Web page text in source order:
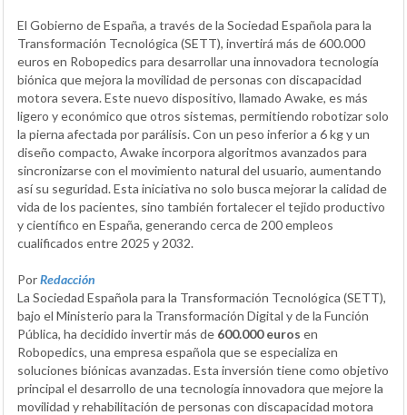
El Gobierno de España, a través de la Sociedad Española para la
Transformación Tecnológica (SETT), invertirá más de 600.000
euros en Robopedics para desarrollar una innovadora tecnología
biónica que mejora la movilidad de personas con discapacidad
motora severa. Este nuevo dispositivo, llamado Awake, es más
ligero y económico que otros sistemas, permitiendo robotizar solo
la pierna afectada por parálisis. Con un peso inferior a 6 kg y un
diseño compacto, Awake incorpora algoritmos avanzados para
sincronizarse con el movimiento natural del usuario, aumentando
así su seguridad. Esta iniciativa no solo busca mejorar la calidad de
vida de los pacientes, sino también fortalecer el tejido productivo
y científico en España, generando cerca de 200 empleos
cualificados entre 2025 y 2032.
PorRedacción
La Sociedad Española para la Transformación Tecnológica (SETT),
bajo el Ministerio para la Transformación Digital y de la Función
Pública, ha decidido invertir más de 600.000 euros en
Robopedics, una empresa española que se especializa en
soluciones biónicas avanzadas. Esta inversión tiene como objetivo
principal el desarrollo de una tecnología innovadora que mejore la
movilidad y rehabilitación de personas con discapacidad motora